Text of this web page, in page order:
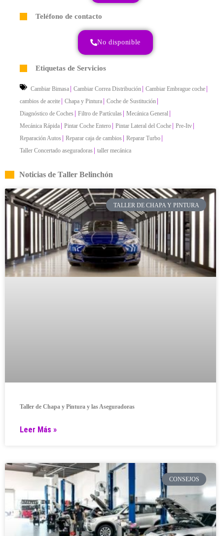
Teléfono de contacto
No disponible
Etiquetas de Servicios
Cambiar Bimasa Cambiar Correa Distribución Cambiar Embrague coche
cambios de aceite Chapa y Pintura Coche de Sustitución
Diagnóstico de Coches Filtro de Partículas Mecánica General
Mecánica Rápida Pintar Coche Entero Pintar Lateral del Coche Pre-Itv
Reparación Autos Reparar caja de cambios Reparar Turbo
Taller Concertado aseguradoras taller mecánica
Noticias de Taller Belinchón
TALLER DE CHAPA Y PINTURA
Taller de Chapa y Pintura y las Aseguradoras
Leer Más »
CONSEJOS